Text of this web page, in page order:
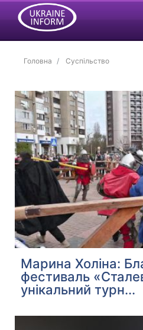
Головна Суспільство
Марина Холіна:
фестиваль
унікальний турн...